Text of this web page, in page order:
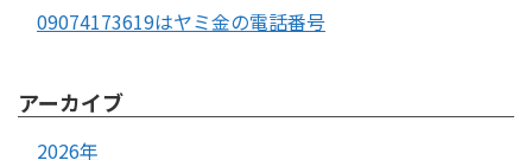
09074173619はヤミ金の電話番号
アーカイブ
2026年